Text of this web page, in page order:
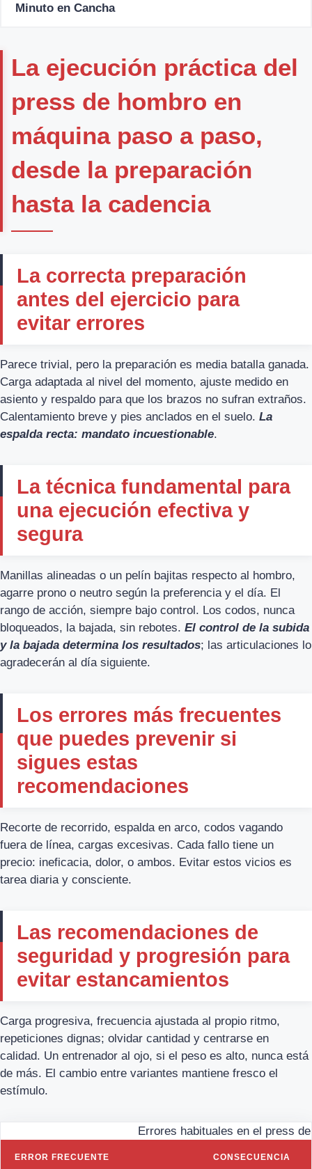
Minuto en Cancha
La ejecución práctica del
press de hombro en
máquina paso a paso,
desde la preparación
hasta la cadencia
La correcta preparación
antes del ejercicio para
evitar errores
Parece trivial, pero la preparación es media batalla ganada.
Carga adaptada al nivel del momento, ajuste medido en
asiento y respaldo para que los brazos no sufran extraños.
Calentamiento breve y pies anclados en el suelo. La
espalda recta: mandato incuestionable.
La técnica fundamental para
una ejecución efectiva y
segura
Manillas alineadas o un pelín bajitas respecto al hombro,
agarre prono o neutro según la preferencia y el día. El
rango de acción, siempre bajo control. Los codos, nunca
bloqueados, la bajada, sin rebotes. El control de la subida
y la bajada determina los resultados; las articulaciones lo
agradecerán al día siguiente.
Los errores más frecuentes
que puedes prevenir si
sigues estas
recomendaciones
Recorte de recorrido, espalda en arco, codos vagando
fuera de línea, cargas excesivas. Cada fallo tiene un
precio: ineficacia, dolor, o ambos. Evitar estos vicios es
tarea diaria y consciente.
Las recomendaciones de
seguridad y progresión para
evitar estancamientos
Carga progresiva, frecuencia ajustada al propio ritmo,
repeticiones dignas; olvidar cantidad y centrarse en
calidad. Un entrenador al ojo, si el peso es alto, nunca está
de más. El cambio entre variantes mantiene fresco el
estímulo.
Errores habituales en el press
ERROR FRECUENTE CONSECUENCIA